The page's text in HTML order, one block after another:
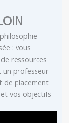
: vous
ressources
un professeur
de placement
vos objectifs